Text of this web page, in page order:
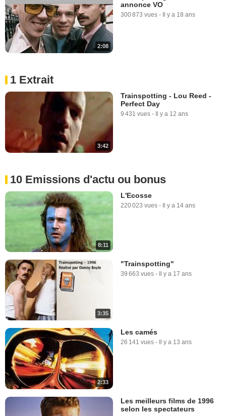
2:08
annonce VO
300 873 vues - Il y a 18 ans
1 Extrait
3:42
Trainspotting - Lou Reed -
Perfect Day
9 431 vues - Il y a 12 ans
10 Emissions d'actu ou bonus
8:11
L'Ecosse
220 023 vues - Il y a 14 ans
3:35
"Trainspotting"
39 663 vues - Il y a 17 ans
2:33
Les camés
26 141 vues - Il y a 13 ans
Les meilleurs films de 1996
selon les spectateurs